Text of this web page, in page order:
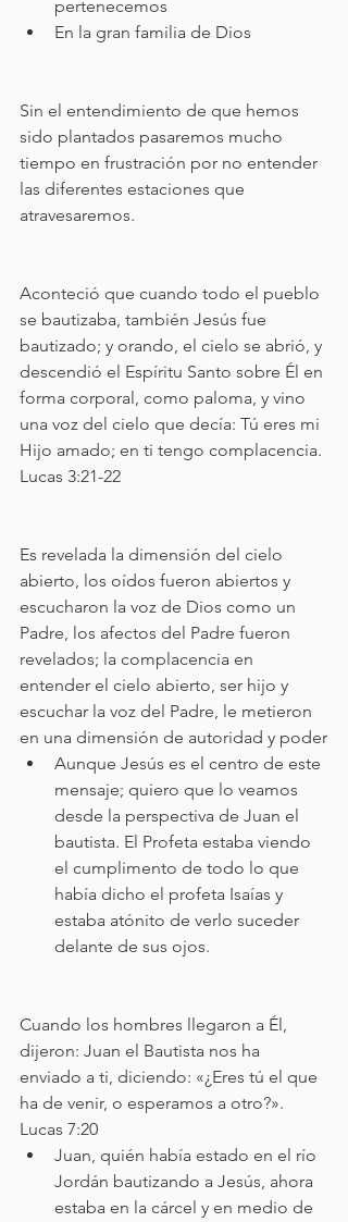
pertenecemos
En la gran familia de Dios
Sin el entendimiento de que hemos
sido plantados pasaremos mucho
tiempo en frustración por no entender
las diferentes estaciones que
atravesaremos.
Aconteció que cuando todo el pueblo
se bautizaba, también Jesús fue
bautizado; y orando, el cielo se abrió, y
descendió el Espíritu Santo sobre Él en
forma corporal, como paloma, y vino
una voz del cielo que decía: Tú eres mi
Hijo amado; en ti tengo complacencia.
Lucas 3:21-22
Es revelada la dimensión del cielo
abierto, los oídos fueron abiertos y
escucharon la voz de Dios como un
Padre, los afectos del Padre fueron
revelados; la complacencia en
entender el cielo abierto, ser hijo y
escuchar la voz del Padre, le metieron
en una dimensión de autoridad y poder
Aunque Jesús es el centro de este
mensaje; quiero que lo veamos
desde la perspectiva de Juan el
bautista. El Profeta estaba viendo
el cumplimento de todo lo que
había dicho el profeta Isaías y
estaba atónito de verlo suceder
delante de sus ojos.
Cuando los hombres llegaron a Él,
dijeron: Juan el Bautista nos ha
enviado a ti, diciendo: «¿Eres tú el que
ha de venir, o esperamos a otro?».
Lucas 7:20
Juan, quién había estado en el río
Jordán bautizando a Jesús, ahora
estaba en la cárcel y en medio de